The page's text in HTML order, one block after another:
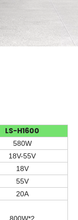
LS-H1600
580W
18V-55V
18V
55V
20A